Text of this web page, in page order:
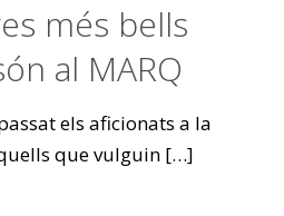
més bells
al MARQ
els aficionats a la
que vulguin […]